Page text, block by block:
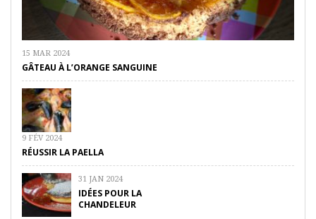
15 MAR 2024
GÂTEAU À L’ORANGE SANGUINE
9 FÉV 2024
RÉUSSIR LA PAELLA
31 JAN 2024
IDÉES POUR LA
CHANDELEUR